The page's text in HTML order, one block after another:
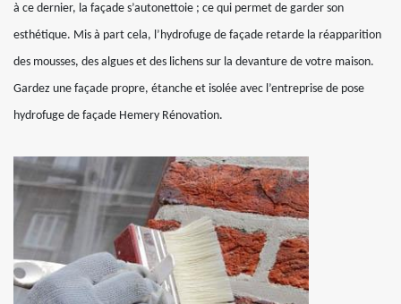
à ce dernier, la façade s’autonettoie ; ce qui permet de garder son
esthétique. Mis à part cela, l’hydrofuge de façade retarde la réapparition
des mousses, des algues et des lichens sur la devanture de votre maison.
Gardez une façade propre, étanche et isolée avec l’entreprise de pose
hydrofuge de façade Hemery Rénovation.